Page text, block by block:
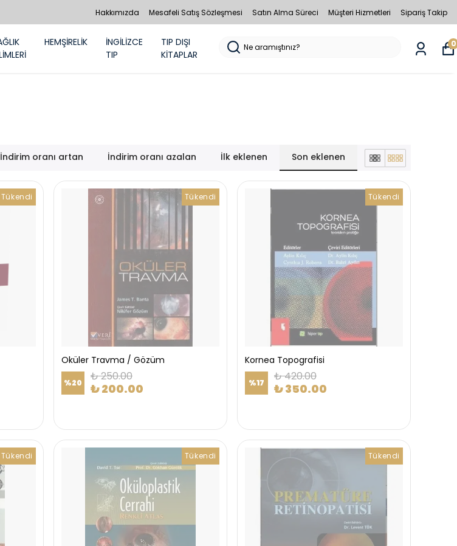
Hakkımızda Mesafeli Satış Sözleşmesi Satın Alma Süreci Müşteri Hizmetleri Sipariş Takip
HEMŞİRELİK
İNGİLİZCE
TIP
TIP DIŞI
KİTAPLAR
0
İndirim oranı artan İndirim oranı azalan İlk eklenen Son eklenen
Tükendi Tükendi
Oküler Travma / Gözüm
%20 ₺ 250.00
₺ 200.00
Tükendi
Kornea Topografisi
%17 ₺ 420.00
₺ 350.00
Tükendi Tükendi Tükendi